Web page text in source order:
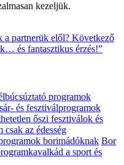
kezeljük.
partnerük elől? Következő
és fantasztikus érzés!”
programok
és fesztiválprogramok
őszi fesztiválok és
csak az édesség
borimádóknak Bor
a sport és